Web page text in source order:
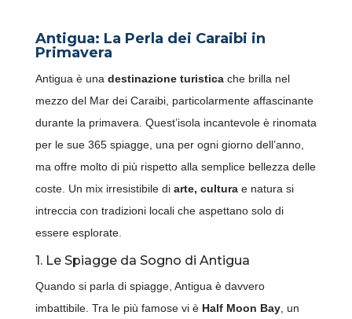
Antigua: La Perla dei Caraibi in
Primavera
Antigua è una destinazione turisticache brilla nel
mezzo del Mar dei Caraibi, particolarmente affascinante
durante la primavera. Quest’isola incantevole è rinomata
per le sue 365 spiagge, una per ogni giorno dell’anno,
ma offre molto di più rispetto alla semplice bellezza delle
coste. Un mix irresistibile di arte, culturae natura si
intreccia con tradizioni locali che aspettano solo di
essere esplorate.
1. Le Spiagge da Sogno di Antigua
Quando si parla di spiagge, Antigua è davvero
imbattibile. Tra le più famose vi è Half Moon Bay, un